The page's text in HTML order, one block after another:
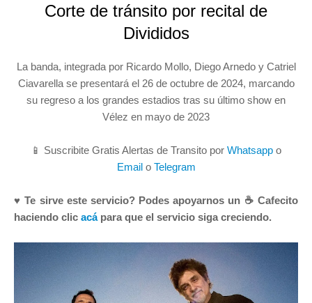
Corte de tránsito por recital de
Divididos
La banda, integrada por Ricardo Mollo, Diego Arnedo y Catriel
Ciavarella se presentará el 26 de octubre de 2024, marcando
su regreso a los grandes estadios tras su último show en
Vélez en mayo de 2023
📱 Suscribite Gratis Alertas de Transito por Whatsapp o
Emailo Telegram
♥ Te sirve este servicio? Podes apoyarnos un ☕ Cafecito
haciendo clic acápara que el servicio siga creciendo.